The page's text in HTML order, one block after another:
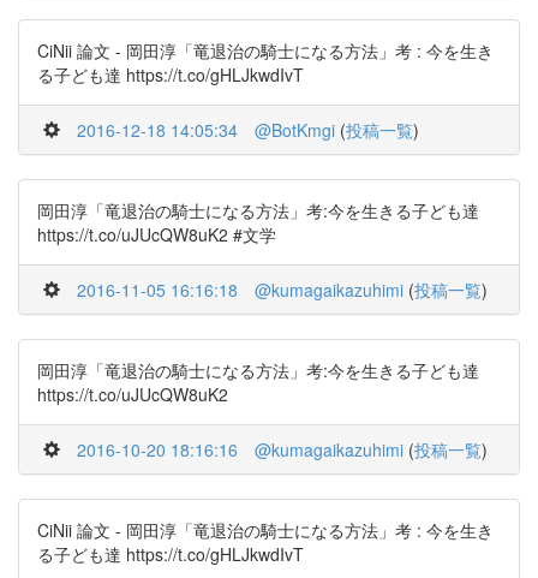
CiNii 論文 - 岡田淳「竜退治の騎士になる方法」考 : 今を生き
る子ども達 https://t.co/gHLJkwdIvT
2016-12-18 14:05:34 @BotKmgi (投稿一覧)
岡田淳「竜退治の騎士になる方法」考:今を生きる子ども達
https://t.co/uJUcQW8uK2 #文学
2016-11-05 16:16:18 @kumagaikazuhimi (投稿一覧)
岡田淳「竜退治の騎士になる方法」考:今を生きる子ども達
https://t.co/uJUcQW8uK2
2016-10-20 18:16:16 @kumagaikazuhimi (投稿一覧)
CiNii 論文 - 岡田淳「竜退治の騎士になる方法」考 : 今を生き
る子ども達 https://t.co/gHLJkwdIvT